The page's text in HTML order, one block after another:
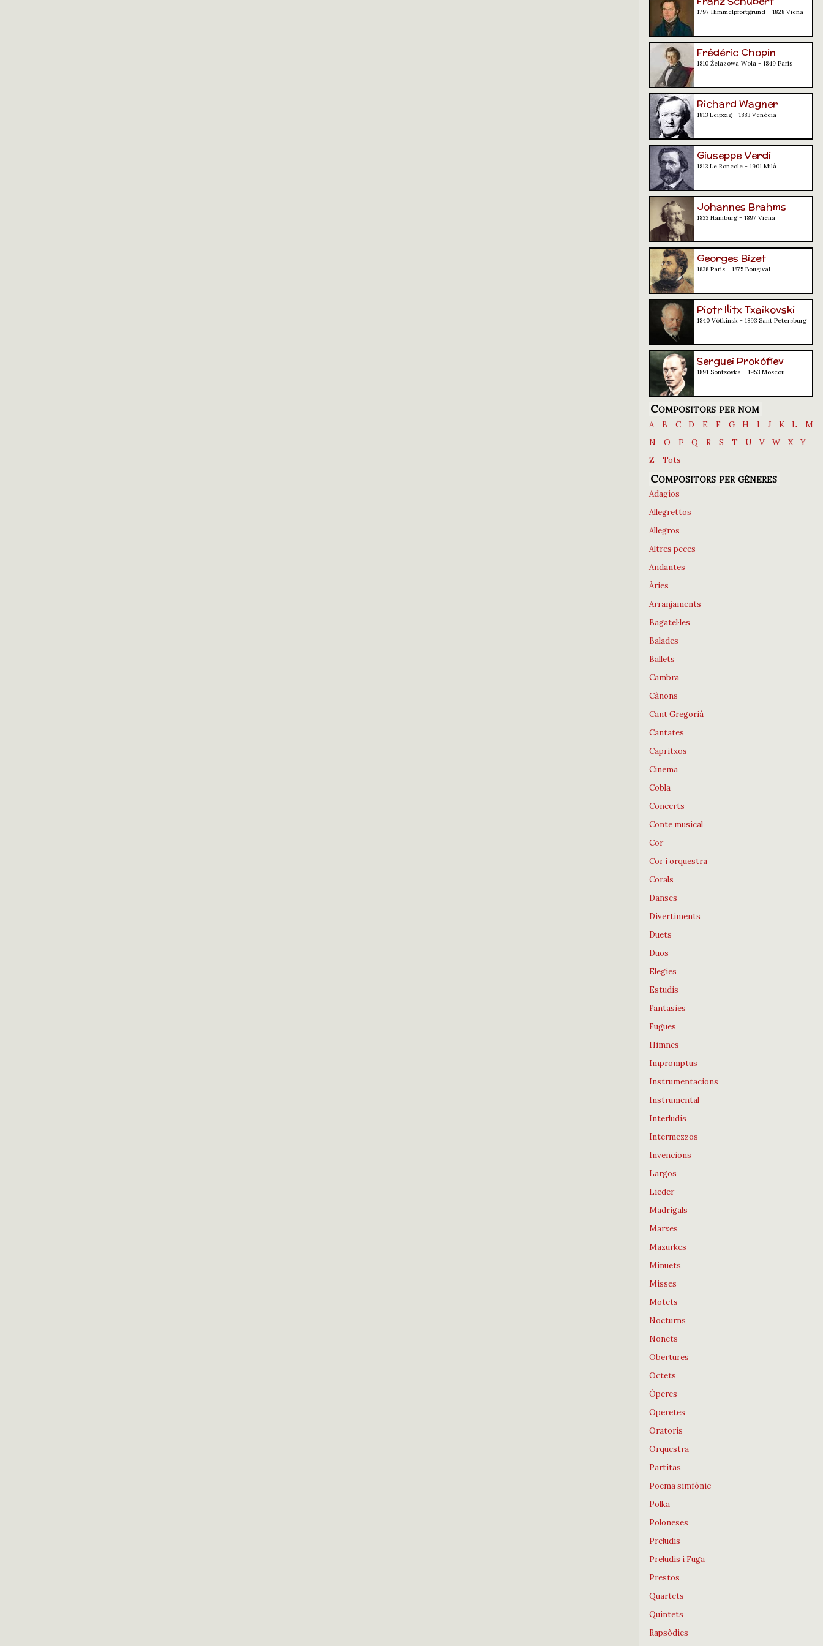
1797 Himmelpfortgrund - 1828 Viena
Frédéric Chopin
1810 Żelazowa Wola - 1849 París
Richard Wagner
1813 Leipzig - 1883 Venècia
Giuseppe Verdi
1813 Le Roncole - 1901 Milà
Johannes Brahms
1833 Hamburg - 1897 Viena
Georges Bizet
1838 París - 1875 Bougival
Piotr Ilitx Txaikovski
1840 Vótkinsk - 1893 Sant Petersburg
Serguei Prokófiev
1891 Sontsovka - 1953 Moscou
Compositors per nom
A B C D E F G H I J K L
M
N
O P Q R S T U V W X
Y
Z
Tots
Compositors per gèneres
Adagios
Allegrettos
Allegros
Altres peces
Andantes
Àries
Arranjaments
Bagatel·les
Balades
Ballets
Cambra
Cànons
Cant Gregorià
Cantates
Capritxos
Cinema
Cobla
Concerts
Conte musical
Cor
Cor i orquestra
Corals
Danses
Divertiments
Duets
Duos
Elegies
Estudis
Fantasies
Fugues
Himnes
Impromptus
Instrumentacions
Instrumental
Interludis
Intermezzos
Invencions
Largos
Lieder
Madrigals
Marxes
Mazurkes
Minuets
Misses
Motets
Nocturns
Nonets
Obertures
Octets
Òperes
Operetes
Oratoris
Orquestra
Partitas
Poema simfònic
Polka
Poloneses
Preludis
Preludis i Fuga
Prestos
Quartets
Quintets
Rapsòdies